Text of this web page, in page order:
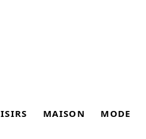
MAISON MODE